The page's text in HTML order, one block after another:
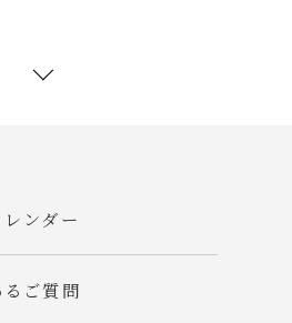
ンダー
るご質問